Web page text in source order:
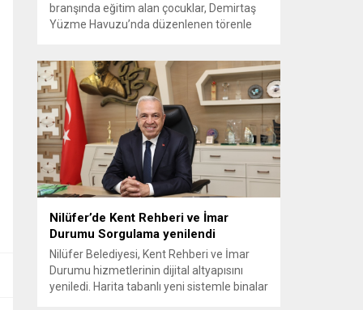
branşında eğitim alan çocuklar, Demirtaş
Yüzme Havuzu’nda düzenlenen törenle
küçük yaşlardan itibaren sporla tanışması,
fiziksel gelişimlerini desteklemesi ve
sağlıklı yaşam alışkanlıkları kazanması
amacıyla spor okullarındaki çalışmalarını
aralıksız sürdürüyor. Bu doğrultuda yaz
tatilini yüzme sporuyla tanışarak geçiren
ve eğitimlerini...
Nilüfer’de Kent Rehberi ve İmar
Durumu Sorgulama yenilendi
Nilüfer Belediyesi, Kent Rehberi ve İmar
Durumu hizmetlerinin dijital altyapısını
yeniledi. Harita tabanlı yeni sistemle binalar